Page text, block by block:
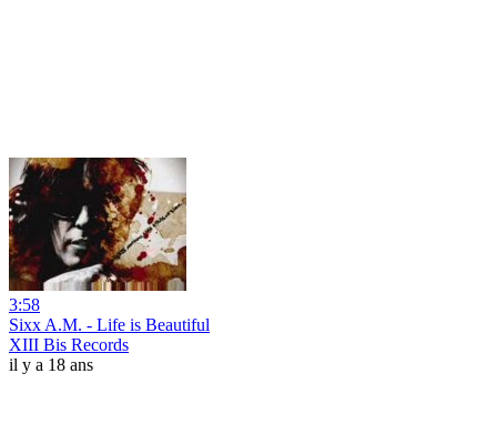
3:58
Sixx A.M. - Life is Beautiful
XIII Bis Records
il y a 18 ans